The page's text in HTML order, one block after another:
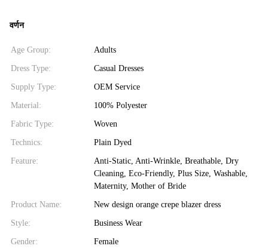
वर्णन
Age Group: Adults
Dress Type: Casual Dresses
Supply Type: OEM Service
Material: 100% Polyester
Fabric Type: Woven
Technics: Plain Dyed
Feature:
Anti-Static, Anti-Wrinkle, Breathable, Dry
Cleaning, Eco-Friendly, Plus Size, Washable,
Maternity, Mother of Bride
Product Name: New design orange crepe blazer dress
Style: Business Wear
Gender: Female